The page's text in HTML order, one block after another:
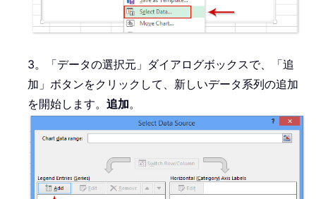
3。「データの選択元」ダイアログボックスで、「追
加」ボタンをクリックして、新しいデータ系列の追加
を開始します。 追加。